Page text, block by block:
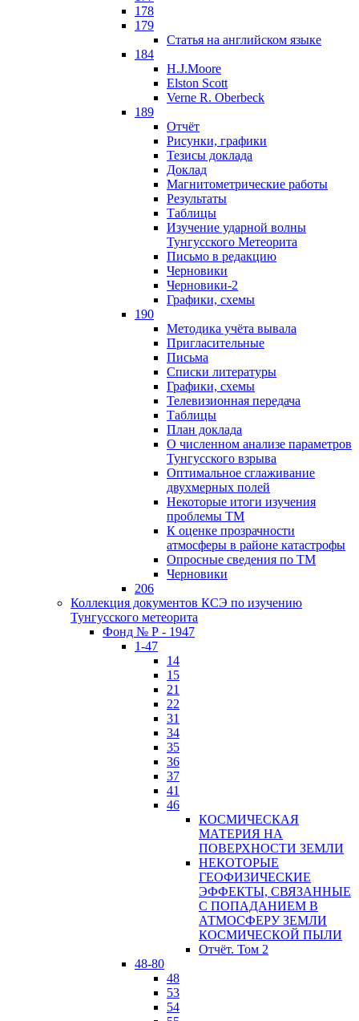
178
179
Статья на английском языке
184
H.J.Moore
Elston Scott
Verne R. Oberbeck
189
Отчёт
Рисунки, графики
Тезисы доклада
Доклад
Магнитометрические работы
Результаты
Таблицы
Изучение ударной волны
Тунгусского Метеорита
Письмо в редакцию
Черновики
Черновики-2
Графики, схемы
190
Методика учёта вывала
Пригласительные
Письма
Списки литературы
Графики, схемы
Телевизионная передача
Таблицы
План доклада
О численном анализе параметров
Тунгусского взрыва
Оптимальное сглаживание
двухмерных полей
Некоторые итоги изучения
проблемы ТМ
К оценке прозрачности
атмосферы в районе катастрофы
Опросные сведения по ТМ
Черновики
206
Коллекция документов КСЭ по изучению
Тунгусского метеорита
Фонд № Р - 1947
1-47
14
15
21
22
31
34
35
36
37
41
46
КОСМИЧЕСКАЯ
МАТЕРИЯ НА
ПОВЕРХНОСТИ ЗЕМЛИ
НЕКОТОРЫЕ
ГЕОФИЗИЧЕСКИЕ
ЭФФЕКТЫ, СВЯЗАННЫЕ
С ПОПАДАНИЕМ В
АТМОСФЕРУ ЗЕМЛИ
КОСМИЧЕСКОЙ ПЫЛИ
Отчёт. Том 2
48-80
48
53
54